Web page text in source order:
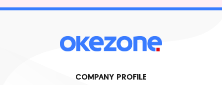
COMPANY PROFILE